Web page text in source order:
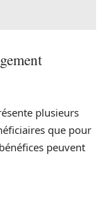
plusieurs
que pour
peuvent